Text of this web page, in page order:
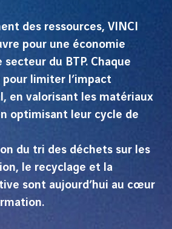
des ressources, VINCI
pour une économie
du BTP. Chaque
limiter l’impact
en valorisant les matériaux
optimisant leur cycle de
du tri des déchets sur les
le recyclage et la
sont aujourd’hui au cœur